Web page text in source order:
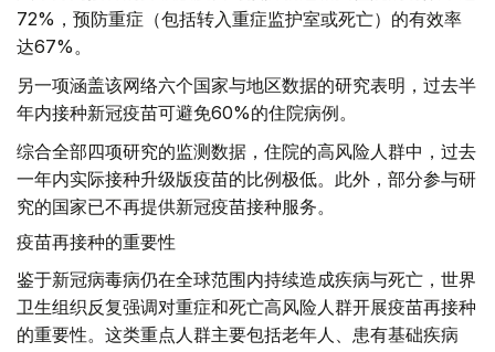
72%，预防重症（包括转入重症监护室或死亡）的有效率
达67%。
另一项涵盖该网络六个国家与地区数据的研究表明，过去半
年内接种新冠疫苗可避免60%的住院病例。
综合全部四项研究的监测数据，住院的高风险人群中，过去
一年内实际接种升级版疫苗的比例极低。此外，部分参与研
究的国家已不再提供新冠疫苗接种服务。
疫苗再接种的重要性
鉴于新冠病毒病仍在全球范围内持续造成疾病与死亡，世界
卫生组织反复强调对重症和死亡高风险人群开展疫苗再接种
的重要性。这类重点人群主要包括老年人、患有基础疾病